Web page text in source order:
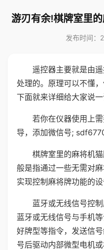
游刃有余!棋牌室里
发布时间：
遥控器主要就是由
处理的。原理可以不懂
下面就来详细给大家说
若你在仪器使用上
导，添加微信号;
棋牌室里的麻将机
般是指通过一些无需对
实现控制麻将牌功能的设
蓝牙或无线信号控
蓝牙或无线信号与手机
好牌型等指令，发送信
号后驱动内部微型电机